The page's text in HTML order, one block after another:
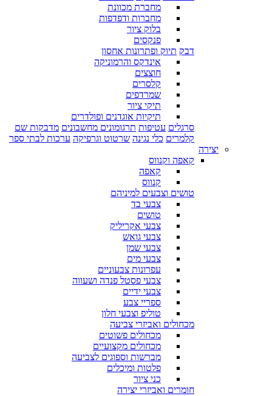
מחברת מכוונת
מחברות ודפדפות
בלוק ציור
פנקסים
דבק תיוק ופתרונות אחסון
אינדקס והרמוניקה
חוצצים
קלסרים
שמרדפים
תיקי ציור
תיקיות אוגדנים ופולדרים
סרגלים עטיפות תרגומונים מחשבונים מדבקות שם
קלמרים כלי נגינה שרטוט וגרפיקה ערכות לבתי ספר
יצירה
קאפה וקנווס
קאפה
קנווס
טושים וצבעים למיניהם
צבעי בד
טושים
צבעי אקריליק
צבעי גואש
צבעי שמן
צבעי מים
עפרונות צבעוניים
צבעי פסטל פנדה ושעווה
צבעי ידיים
ספריי צבע
טוליפ וצבעי חלון
מכחולים ואביזרי צביעה
מכחולים פשוטים
מכחולים מקצועיים
מברשות וספוגים לצביעה
פלטות ומיכלים
כני ציור
חומרים ואביזרי יצירה